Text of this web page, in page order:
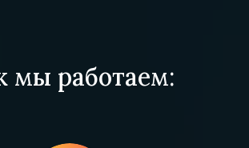
мы работаем: